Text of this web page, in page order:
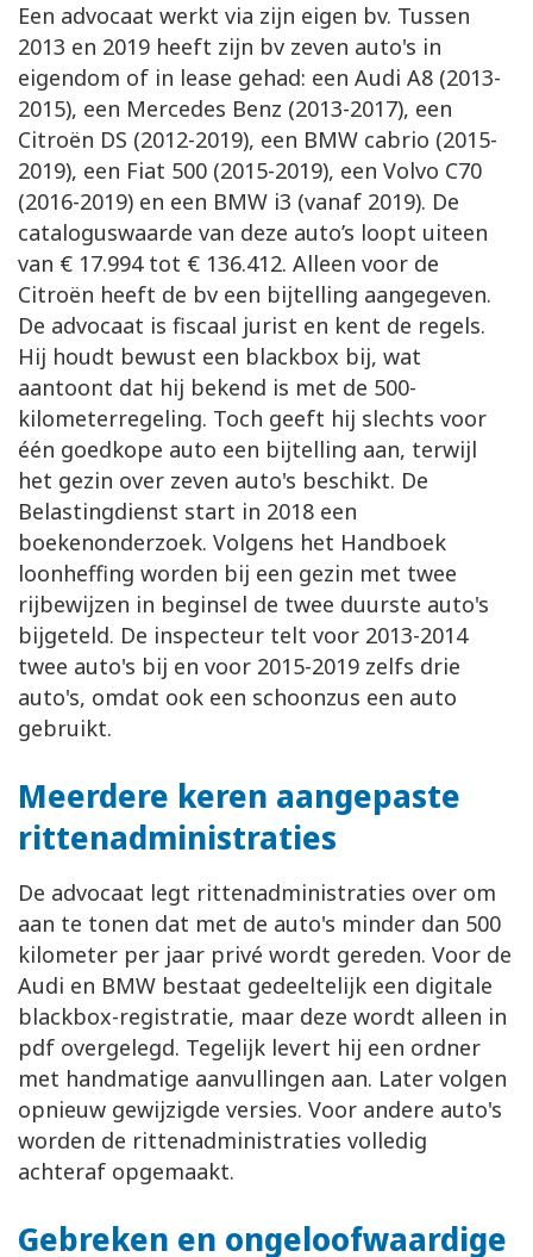
Een advocaat werkt via zijn eigen bv. Tussen
2013 en 2019 heeft zijn bv zeven auto's in
eigendom of in lease gehad: een Audi A8 (2013-
2015), een Mercedes Benz (2013-2017), een
Citroën DS (2012-2019), een BMW cabrio (2015-
2019), een Fiat 500 (2015-2019), een Volvo C70
(2016-2019) en een BMW i3 (vanaf 2019). De
cataloguswaarde van deze auto’s loopt uiteen
van € 17.994 tot € 136.412. Alleen voor de
Citroën heeft de bv een bijtelling aangegeven.
De advocaat is fiscaal jurist en kent de regels.
Hij houdt bewust een blackbox bij, wat
aantoont dat hij bekend is met de 500-
kilometerregeling. Toch geeft hij slechts voor
één goedkope auto een bijtelling aan, terwijl
het gezin over zeven auto's beschikt. De
Belastingdienst start in 2018 een
boekenonderzoek. Volgens het Handboek
loonheffing worden bij een gezin met twee
rijbewijzen in beginsel de twee duurste auto's
bijgeteld. De inspecteur telt voor 2013-2014
twee auto's bij en voor 2015-2019 zelfs drie
auto's, omdat ook een schoonzus een auto
gebruikt.
Meerdere keren aangepaste
rittenadministraties
De advocaat legt rittenadministraties over om
aan te tonen dat met de auto's minder dan 500
kilometer per jaar privé wordt gereden. Voor de
Audi en BMW bestaat gedeeltelijk een digitale
blackbox-registratie, maar deze wordt alleen in
pdf overgelegd. Tegelijk levert hij een ordner
met handmatige aanvullingen aan. Later volgen
opnieuw gewijzigde versies. Voor andere auto's
worden de rittenadministraties volledig
achteraf opgemaakt.
Gebreken en ongeloofwaardige